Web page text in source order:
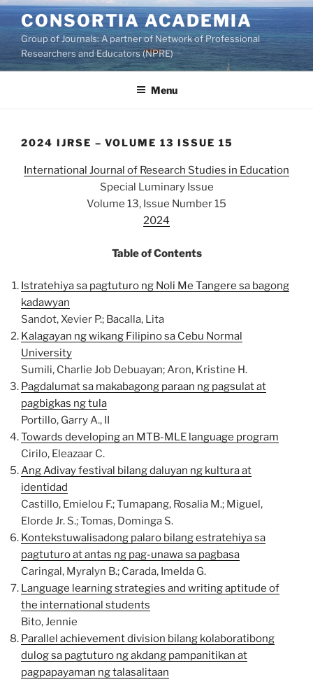
Skip
to
content
CONSORTIA ACADEMIA
Group of Journals: A partner of Network of Professional
Researchers and Educators (NPRE)
Menu
2024 IJRSE – VOLUME 13 ISSUE 15
International Journal of Research Studies in Education
Special Luminary Issue
Volume 13, Issue Number 15
2024
Table of Contents
Istratehiya sa pagtuturo ng Noli Me Tangere sa bagong
kadawyan
Sandot, Xevier P.; Bacalla, Lita
Kalagayan ng wikang Filipino sa Cebu Normal
University
Sumili, Charlie Job Debuayan; Aron, Kristine H.
Pagdalumat sa makabagong paraan ng pagsulat at
pagbigkas ng tula
Portillo, Garry A., II
Towards developing an MTB-MLE language program
Cirilo, Eleazaar C.
Ang Adivay festival bilang daluyan ng kultura at
identidad
Castillo, Emielou F.; Tumapang, Rosalia M.; Miguel,
Elorde Jr. S.; Tomas, Dominga S.
Kontekstuwalisadong palaro bilang estratehiya sa
pagtuturo at antas ng pag-unawa sa pagbasa
Caringal, Myralyn B.; Carada, Imelda G.
Language learning strategies and writing aptitude of
the international students
Bito, Jennie
Parallel achievement division bilang kolaboratibong
dulog sa pagtuturo ng akdang pampanitikan at
pagpapayaman ng talasalitaan